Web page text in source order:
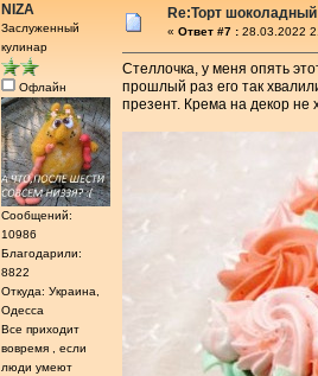
NIZA
Заслуженный
кулинар
Офлайн
Сообщений:
10986
Благодарили:
8822
Откуда: Украина,
Одесса
Все приходит
вовремя , если
люди умеют
Re:Торт
« Ответ #7 : 28.03.2022
Стеллочка, у меня опять
прошлый раз его так
презент. Крема на декор не